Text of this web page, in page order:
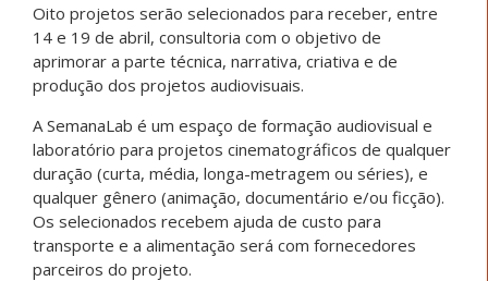
Oito projetos serão selecionados para receber, entre
14 e 19 de abril, consultoria com o objetivo de
aprimorar a parte técnica, narrativa, criativa e de
produção dos projetos audiovisuais.
A SemanaLab é um espaço de formação audiovisual e
laboratório para projetos cinematográficos de qualquer
duração (curta, média, longa-metragem ou séries), e
qualquer gênero (animação, documentário e/ou ficção).
Os selecionados recebem ajuda de custo para
transporte e a alimentação será com fornecedores
parceiros do projeto.